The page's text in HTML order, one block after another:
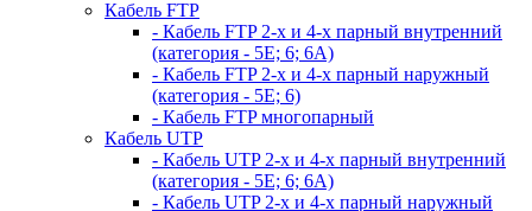
Кабель FTP
- Кабель FTP 2-х и 4-х парный внутренний
(категория - 5Е; 6; 6А)
- Кабель FTP 2-х и 4-х парный наружный
(категория - 5Е; 6)
- Кабель FTP многопарный
Кабель UTP
- Кабель UTP 2-х и 4-х парный внутренний
(категория - 5Е; 6; 6А)
- Кабель UTP 2-х и 4-х парный наружный